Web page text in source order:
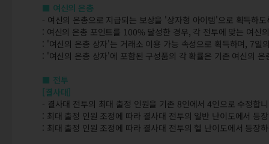
■ 여신의 은총
- 여신의 은총으로 지급되는 보상을 '상자형 아이템'으로 획득하
: 여신의 은총 포인트를 100% 달성한 경우, 각 전투에 맞는 여신
: '여신의 은총 상자'는 거래소 이용 가능 속성으로 획득하며, 7일
: '여신의 은총 상자'에 포함된 구성품의 각 확률은 기존 여신의
■ 전투
[결사대]
- 결사대 전투의 최대 출정 인원을 기존 8인에서 4인으로 수정합
: 최대 출정 인원 조정에 따라 결사대 전투의 일반 난이도에서 등
: 최대 출정 인원 조정에 따라 결사대 전투의 헬 난이도에서 등장